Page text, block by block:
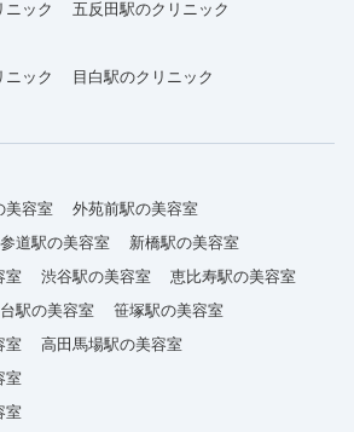
ニック
五反田駅のクリニック
ニック
目白駅のクリニック
美容室
外苑前駅の美容室
道駅の美容室
新橋駅の美容室
室 渋谷駅の美容室
恵比寿駅の美容室
駅の美容室
笹塚駅の美容室
室
高田馬場駅の美容室
室
室